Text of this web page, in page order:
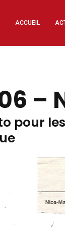
ACCUEIL
–
pour